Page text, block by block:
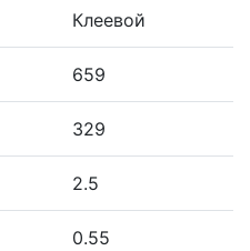
Клеевой
659
329
2.5
0.55